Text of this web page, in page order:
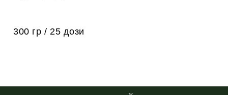
300 гр / 25 дози